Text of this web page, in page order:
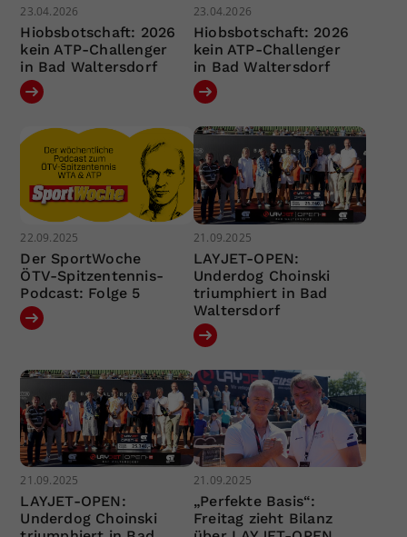
23.04.2026
Hiobsbotschaft: 2026
kein ATP-Challenger
in Bad Waltersdorf
23.04.2026
Hiobsbotschaft: 2026
kein ATP-Challenger
in Bad Waltersdorf
22.09.2025
Der SportWoche
ÖTV-Spitzentennis-
Podcast: Folge 5
21.09.2025
LAYJET-OPEN:
Underdog Choinski
triumphiert in Bad
Waltersdorf
21.09.2025
LAYJET-OPEN:
Underdog Choinski
21.09.2025
„Perfekte Basis“:
Freitag zieht Bilanz